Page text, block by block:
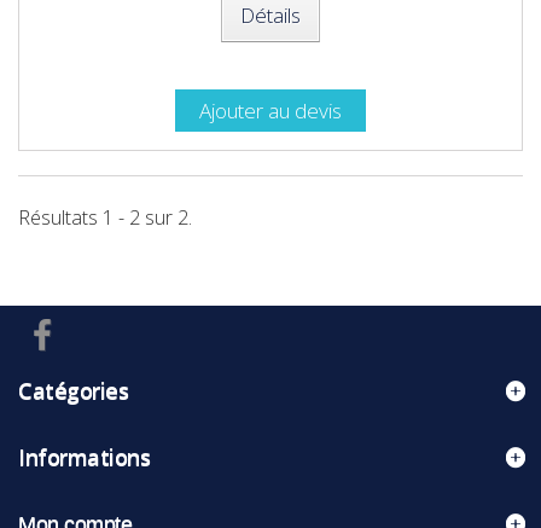
Détails
Ajouter au devis
Résultats 1 - 2 sur 2.
Catégories
Informations